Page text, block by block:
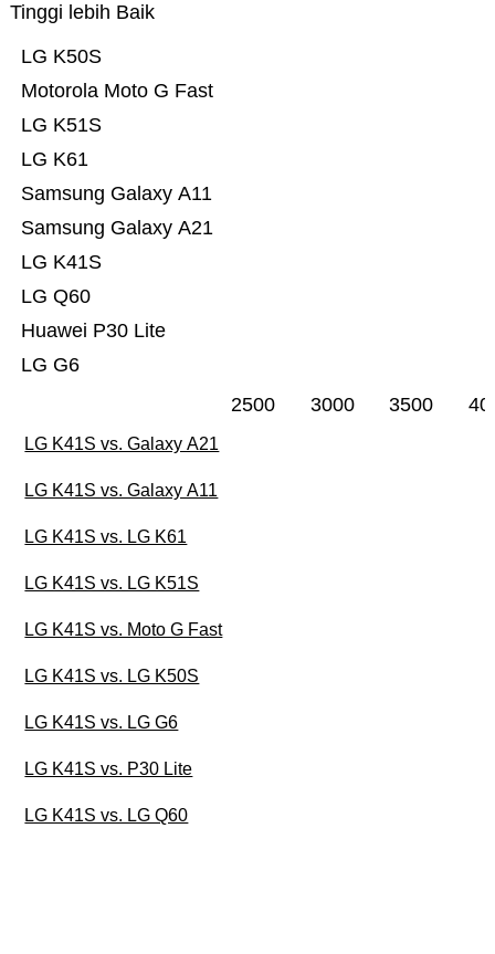
Tinggi lebih Baik
LG G6
Huawei P30 Lite
LG Q60
LG K41S
Samsung Galaxy A21
Samsung Galaxy A11
LG K61
LG K51S
Motorola Moto G Fast
LG K50S
2500 3000 3500
LG K41S vs. Galaxy A21
LG K41S vs. Galaxy A11
LG K41S vs. LG K61
LG K41S vs. LG K51S
LG K41S vs. Moto G Fast
LG K41S vs. LG K50S
LG K41S vs. LG G6
LG K41S vs. P30 Lite
LG K41S vs. LG Q60